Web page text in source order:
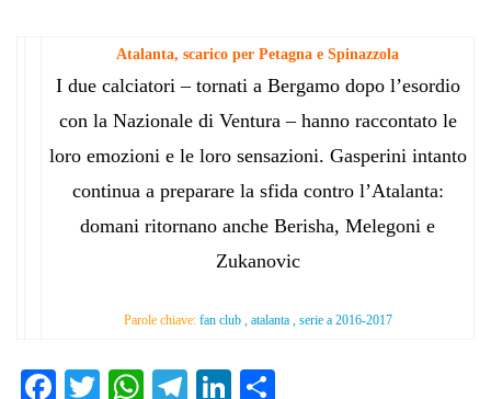
Atalanta, scarico per Petagna e Spinazzola
I due calciatori – tornati a Bergamo dopo l’esordio
con la Nazionale di Ventura – hanno raccontato le
loro emozioni e le loro sensazioni. Gasperini intanto
continua a preparare la sfida contro l’Atalanta:
domani ritornano anche Berisha, Melegoni e
Zukanovic
Parole chiave: fan club , atalanta , serie a 2016-2017
Fa T
W
Te
Li